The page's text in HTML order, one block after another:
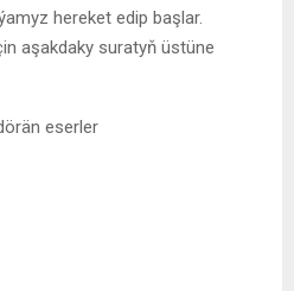
hereket edip başlar.
aşakdaky suratyň üstüne
eserler